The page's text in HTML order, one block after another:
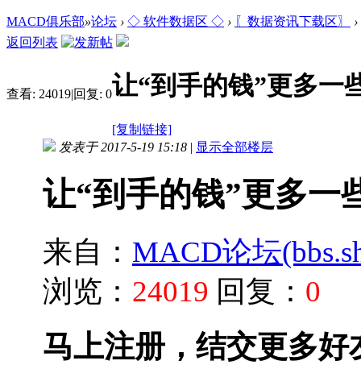
MACD俱乐部»论坛 › ◇ 软件数据区 ◇ › 〖数据资讯下载区〗
›
返回列表
查看: 24019|回复: 0让“到手的钱”更多一
[复制链接]
发表于 2017-5-19 15:18 | 显示全部楼层
让“到手的钱”更多一
来自： MACD论坛
浏览： 24019 回复： 0
马上注册，结交更多